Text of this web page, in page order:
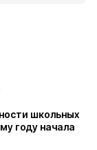
школьных
году начала